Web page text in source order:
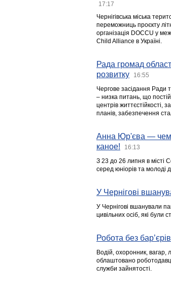
17:17
Чернігівська міська
переможниць проєкту
організація DOCCU у
Child Alliance в Україні.
Рада громад
розвитку
16:55
Чергове засідання Ради
– низка питань, що
центрів життєстійкості,
планів, забезпечення
Анна Юр'єва —
каное!
16:13
З 23 до 26 липня в місті
серед юніорів та молоді
У Чернігові
У Чернігові вшанували
цивільних осіб, які були
Робота без бар’єрів
Водій, охоронник, вагар,
облаштовано
служби зайнятості.